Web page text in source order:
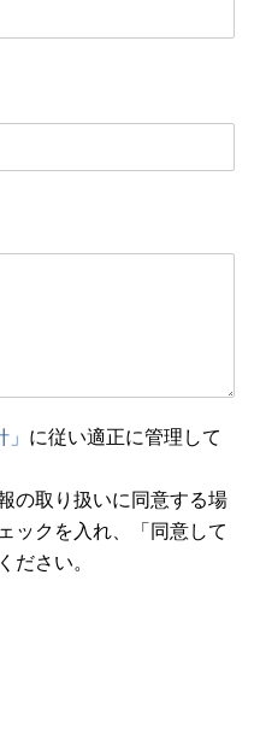
に従い適正に管理して
の取り扱いに同意する場
ックを入れ、「同意して
さい。